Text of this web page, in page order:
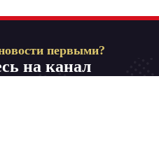
первыми?
на канал